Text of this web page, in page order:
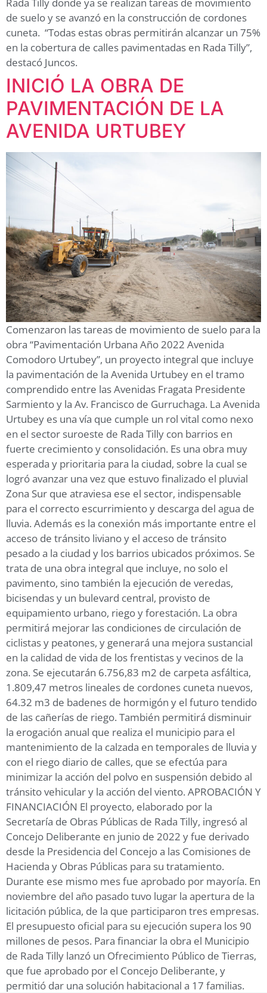
de suelo y se avanzó en la construcción de cordones
cuneta. “Todas estas obras permitirán alcanzar un 75%
en la cobertura de calles pavimentadas en Rada Tilly”,
destacó Juncos.
INICIÓ LA OBRA DE
PAVIMENTACIÓN DE LA
AVENIDA URTUBEY
Comenzaron las tareas de movimiento de suelo para la
obra “Pavimentación Urbana Año 2022 Avenida
Comodoro Urtubey”, un proyecto integral que incluye
la pavimentación de la Avenida Urtubey en el tramo
comprendido entre las Avenidas Fragata Presidente
Sarmiento y la Av. Francisco de Gurruchaga. La Avenida
Urtubey es una vía que cumple un rol vital como nexo
en el sector suroeste de Rada Tilly con barrios en
fuerte crecimiento y consolidación. Es una obra muy
esperada y prioritaria para la ciudad, sobre la cual se
logró avanzar una vez que estuvo finalizado el pluvial
Zona Sur que atraviesa ese el sector, indispensable
para el correcto escurrimiento y descarga del agua de
lluvia. Además es la conexión más importante entre el
acceso de tránsito liviano y el acceso de tránsito
pesado a la ciudad y los barrios ubicados próximos. Se
trata de una obra integral que incluye, no solo el
pavimento, sino también la ejecución de veredas,
bicisendas y un bulevard central, provisto de
equipamiento urbano, riego y forestación. La obra
permitirá mejorar las condiciones de circulación de
ciclistas y peatones, y generará una mejora sustancial
en la calidad de vida de los frentistas y vecinos de la
zona. Se ejecutarán 6.756,83 m2 de carpeta asfáltica,
1.809,47 metros lineales de cordones cuneta nuevos,
64.32 m3 de badenes de hormigón y el futuro tendido
de las cañerías de riego. También permitirá disminuir
la erogación anual que realiza el municipio para el
mantenimiento de la calzada en temporales de lluvia y
con el riego diario de calles, que se efectúa para
minimizar la acción del polvo en suspensión debido al
tránsito vehicular y la acción del viento. APROBACIÓN Y
FINANCIACIÓN El proyecto, elaborado por la
Secretaría de Obras Públicas de Rada Tilly, ingresó al
Concejo Deliberante en junio de 2022 y fue derivado
desde la Presidencia del Concejo a las Comisiones de
Hacienda y Obras Públicas para su tratamiento.
Durante ese mismo mes fue aprobado por mayoría. En
noviembre del año pasado tuvo lugar la apertura de la
licitación pública, de la que participaron tres empresas.
El presupuesto oficial para su ejecución supera los 90
millones de pesos. Para financiar la obra el Municipio
de Rada Tilly lanzó un Ofrecimiento Público de Tierras,
que fue aprobado por el Concejo Deliberante, y
permitió dar una solución habitacional a 17 familias.